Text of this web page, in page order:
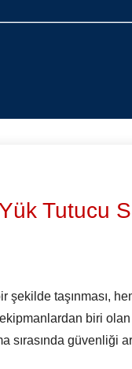
Tutucu
şekilde taşınması,
biri olan
sırasında güvenliği